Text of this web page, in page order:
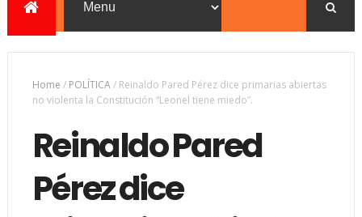
Home / POLÍTICA/ Reinaldo Pared Pérez dice primarias abiertas
no violenta la Constitución “Leonel tiene miedo”.
Reinaldo Pared
Pérez dice